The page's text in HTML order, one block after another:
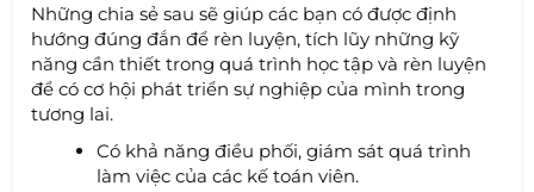
Những chia sẻ sau sẽ giúp các bạn có được định
hướng đúng đắn để rèn luyện, tích lũy những kỹ
năng cần thiết trong quá trình học tập và rèn luyện
để có cơ hội phát triển sự nghiệp của mình trong
tương lai.
Có khả năng điều phối, giám sát quá trình
làm việc của các kế toán viên.